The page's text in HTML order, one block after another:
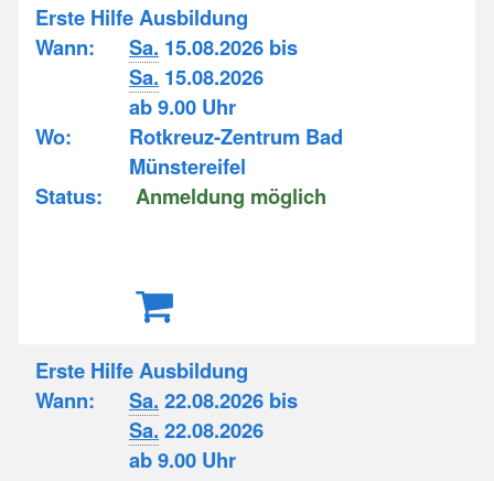
Erste Hilfe Ausbildung
Wann:
Sa. 15.08.2026 bis
Sa. 15.08.2026
ab 9.00 Uhr
Wo:
Rotkreuz-Zentrum Bad
Münstereifel
Status:
Anmeldung möglich
Erste Hilfe Ausbildung
Wann:
Sa. 22.08.2026 bis
Sa. 22.08.2026
ab 9.00 Uhr